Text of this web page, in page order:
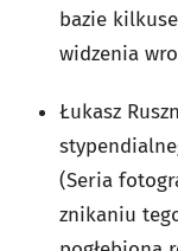
bazie
widzenia
Łukasz
(Seria
znikaniu